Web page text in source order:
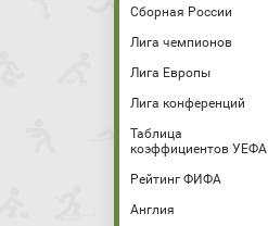
Сборная России
Лига чемпионов
Лига Европы
Лига конференций
Таблица
коэффициентов УЕФА
Рейтинг ФИФА
Англия